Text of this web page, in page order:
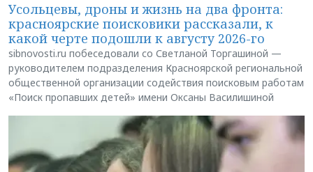
Усольцевы, дроны и жизнь на два фронта:
красноярские поисковики рассказали, к
какой черте подошли к августу 2026-го
sibnovosti.ru побеседовали со Светланой Торгашиной —
руководителем подразделения Красноярской региональной
общественной организации содействия поисковым работам
«Поиск пропавших детей» имени Оксаны Василишиной